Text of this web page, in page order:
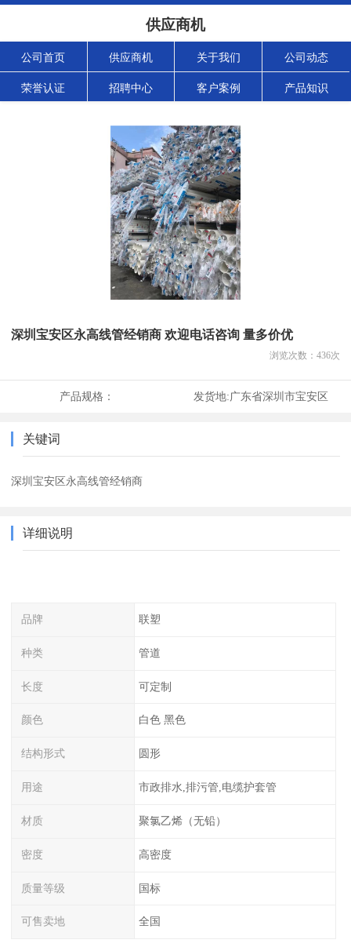
供应商机
公司首页 供应商机 关于我们 公司动态
荣誉认证 招聘中心 客户案例 产品知识
深圳宝安区永高线管经销商 欢迎电话咨询 量多价优
浏览次数： 436次
产品规格： 发货地:广东省深圳市宝安区
关键词
深圳宝安区永高线管经销商
详细说明
品牌 联塑
种类 管道
长度 可定制
颜色 白色 黑色
结构形式 圆形
用途 市政排水,排污管,电缆护套管
材质 聚氯乙烯（无铅）
密度 高密度
质量等级 国标
可售卖地 全国